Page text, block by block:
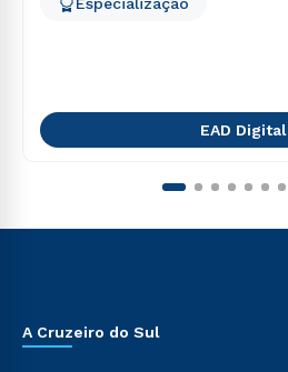
EAD Digital
A Cruzeiro do Sul